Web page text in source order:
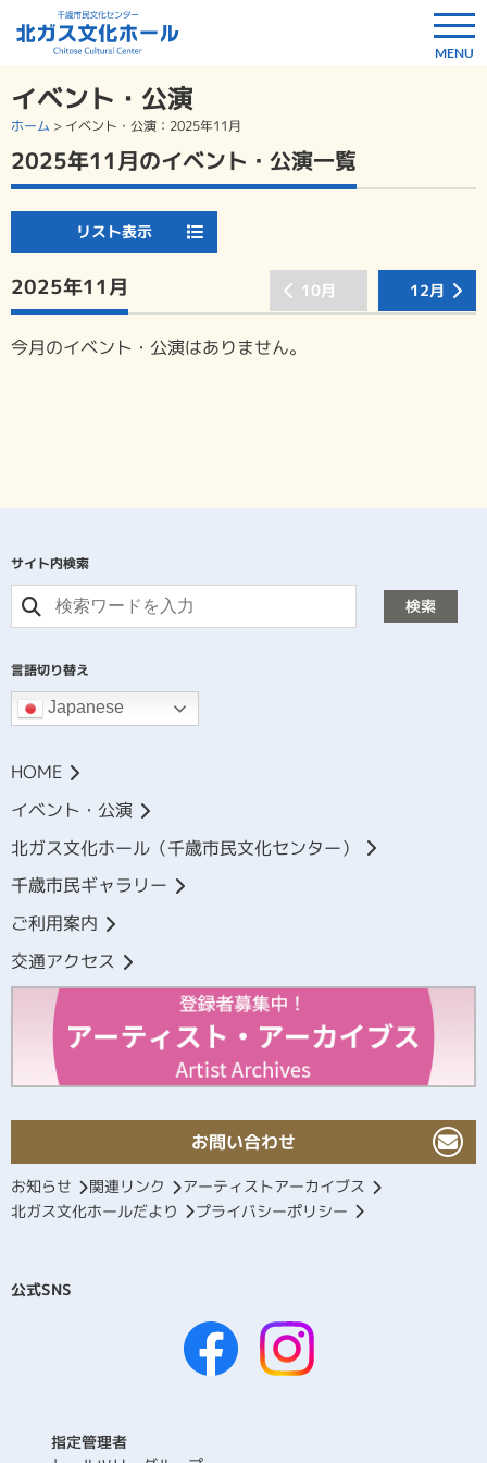
イベント・公演
ホーム > イベント・公演 ：2025年11月
2025年11月のイベント・公演一覧
リスト表示
2025年11月 10月 12月
今月のイベント・公演はありません。
サイト内検索
検索
言語切り替え
Japanese
HOME
イベント・公演
北ガス文化ホール（千歳市民文化センター）
千歳市民ギャラリー
ご利用案内
交通アクセス
お問い合わせ
お知らせ 関連リンク
アーティストアーカイブス
北ガス文化ホールだより
プライバシーポリシー
公式SNS
指定管理者